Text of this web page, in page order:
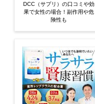
DCC（サプリ）の口コミや効
果で女性の場合！副作用や危
険性も